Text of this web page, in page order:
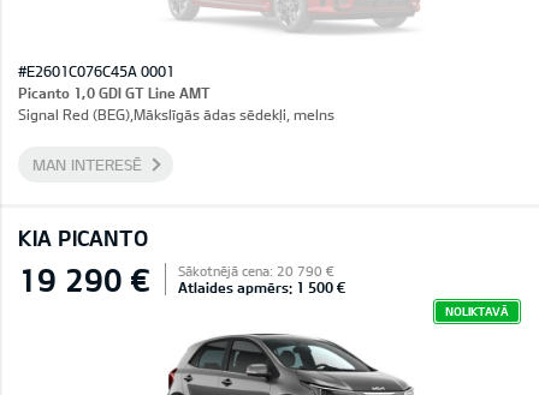
#E2601C076C45A 0001
Picanto 1,0 GDI GT Line AMT
Signal Red (BEG),Mākslīgās ādas sēdekļi, melns
MAN INTERESĒ
KIA PICANTO
19 290 € Sākotnējā cena: 20 790 €
Atlaides apmērs: 1 500 €
NOLIKTAVĀ